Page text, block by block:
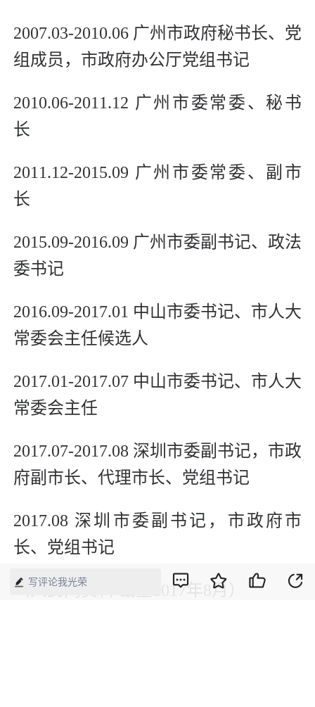
2007.03-2010.06 广州市政府秘书长、党
组成员，市政府办公厅党组书记
2010.06-2011.12 广州市委常委、秘书
长
2011.12-2015.09 广州市委常委、副市
长
2015.09-2016.09 广州市委副书记、政法
委书记
2016.09-2017.01 中山市委书记、市人大
常委会主任候选人
2017.01-2017.07 中山市委书记、市人大
常委会主任
2017.07-2017.08 深圳市委副书记，市政
府副市长、代理市长、党组书记
2017.08 深圳市委副书记，市政府市
长、党组书记
（人民网资料 截至2017年8月）
写评论我光荣